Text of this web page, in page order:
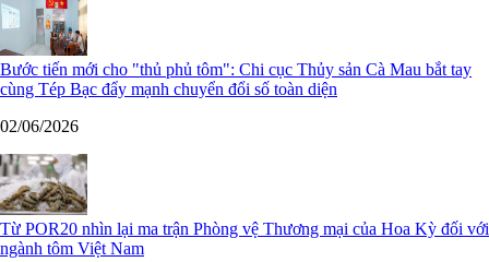
Bước tiến mới cho "thủ phủ tôm": Chi cục Thủy sản Cà Mau bắt tay
cùng Tép Bạc đẩy mạnh chuyển đổi số toàn diện
02/06/2026
Từ POR20 nhìn lại ma trận Phòng vệ Thương mại của Hoa Kỳ đối với
ngành tôm Việt Nam